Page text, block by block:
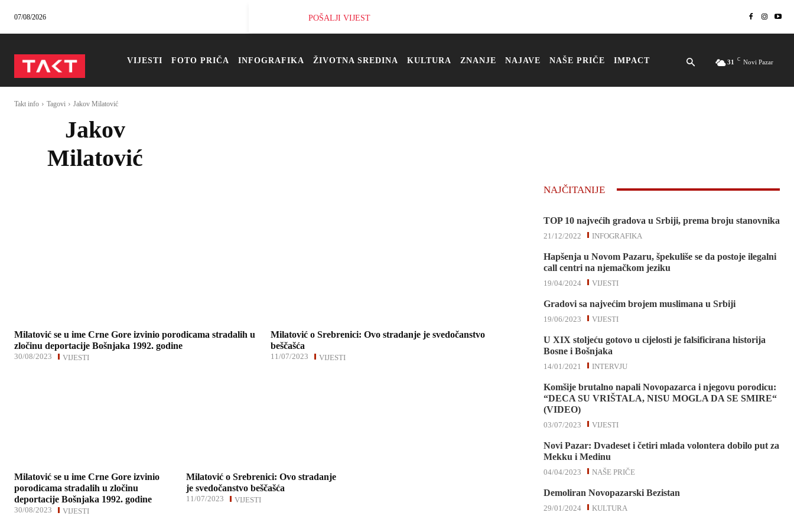
07/08/2026 POŠALJI VIJEST
VIJESTI FOTO PRIČA INFOGRAFIKA ŽIVOTNA SREDINA KULTURA ZNANJE NAJAVE NAŠE PRIČE IMPACT 31 C Novi Pazar
Takt info Tagovi Jakov Milatović
Jakov
Milatović
Milatović se u ime Crne Gore izvinio porodicama stradalih u
zločinu deportacije Bošnjaka 1992. godine
VIJESTI
30/08/2023
Milatović o Srebrenici: Ovo stradanje je svedočanstvo
beščašća
VIJESTI
11/07/2023
Milatović se u ime Crne Gore izvinio
porodicama stradalih u zločinu
deportacije Bošnjaka 1992. godine
VIJESTI
30/08/2023
Milatović o Srebrenici: Ovo stradanje
je svedočanstvo beščašća
VIJESTI
11/07/2023
NAJČITANIJE
TOP 10 najvećih gradova u Srbiji, prema broju stanovnika
INFOGRAFIKA
21/12/2022
Hapšenja u Novom Pazaru, špekuliše se da postoje ilegalni
call centri na njemačkom jeziku
VIJESTI
19/04/2024
Gradovi sa najvećim brojem muslimana u Srbiji
VIJESTI
19/06/2023
U XIX stoljeću gotovo u cijelosti je falsificirana historija
Bosne i Bošnjaka
INTERVJU
14/01/2021
Komšije brutalno napali Novopazarca i njegovu porodicu:
“DECA SU VRIŠTALA, NISU MOGLA DA SE SMIRE“
(VIDEO)
VIJESTI
03/07/2023
Novi Pazar: Dvadeset i četiri mlada volontera dobilo put za
Mekku i Medinu
NAŠE PRIČE
04/04/2023
Demoliran Novopazarski Bezistan
KULTURA
29/01/2024